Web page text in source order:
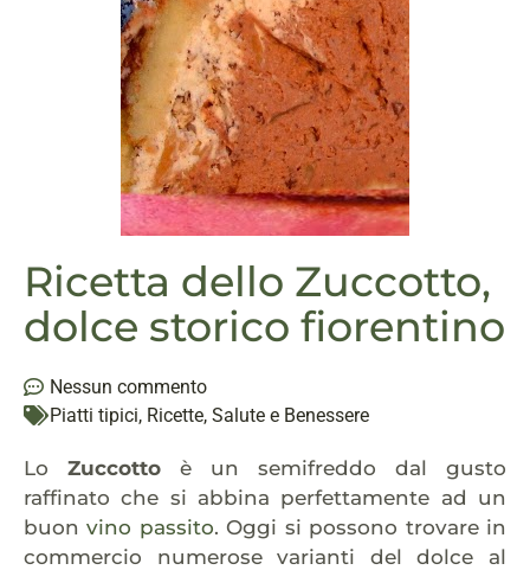
Ricetta dello Zuccotto,
dolce storico fiorentino
Nessun commento
Piatti tipici, Ricette, Salute e Benessere
Lo Zuccotto è un semifreddo dal gusto
raffinato che si abbina perfettamente ad un
buon vino passito. Oggi si possono trovare in
commercio numerose varianti del dolce al